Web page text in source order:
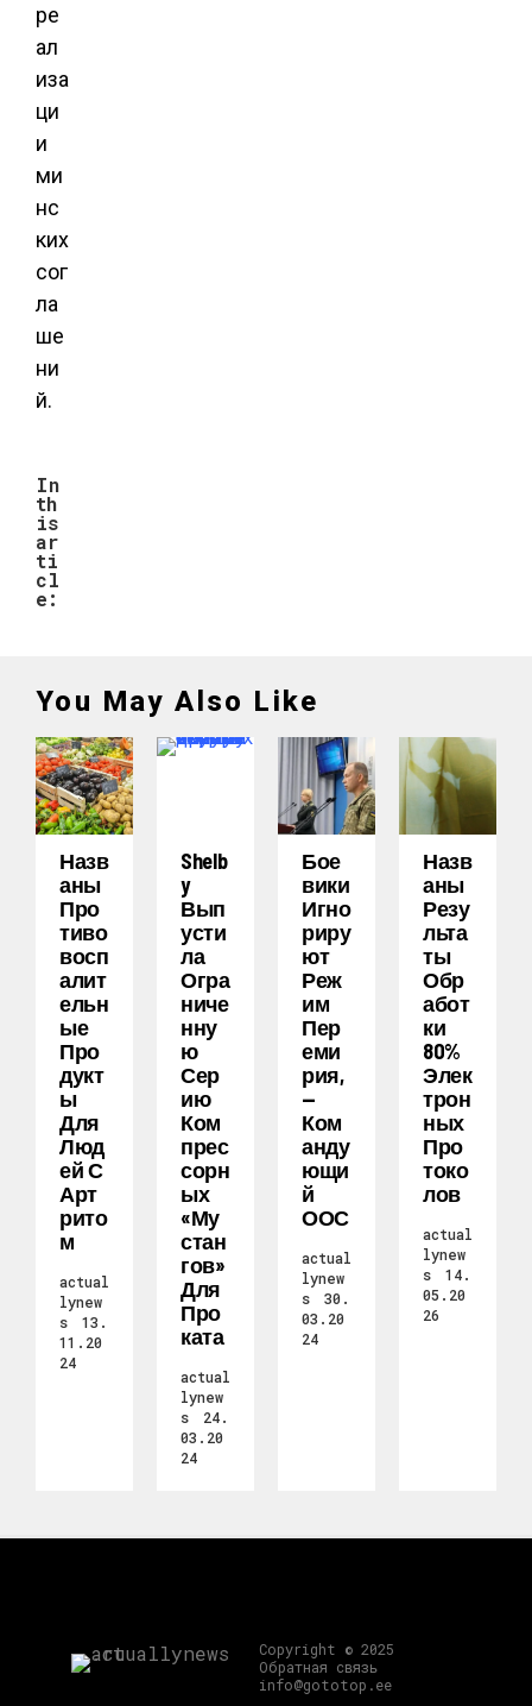
ре
ал
иза
ци
и
ми
нс
ких
сог
ла
ше
ни
й.
In
th
is
ar
ti
cl
e:
You May Also Like
Назв
Аны
Про
Тиво
Восп
Алит
Ельн
Ые
Про
Дукт
Ы
Для
Люд
Ей С
Арт
Рито
М
actual
lynew
s
13.
11.20
24
Shelb
Y
Вып
Усти
Ла
Огра
Ниче
Нну
Ю
Сер
Ию
Ком
Прес
Сорн
Ых
«Му
Стан
Гов»
Для
Про
Ката
actual
lynew
s
24.
03.20
24
Бое
Вики
Игно
Риру
Ют
Реж
Им
Пер
Еми
Рия,
—
Ком
Анду
Ющи
Й
ООС
actual
lynew
s
30.
03.20
24
Назв
Аны
Резу
Льта
Ты
Обр
Абот
Ки
80%
Элек
Трон
Ных
Про
Токо
Лов
actual
lynew
s
14.
05.20
26
Copyright © 2025
Обратная связь
info@gototop.ee